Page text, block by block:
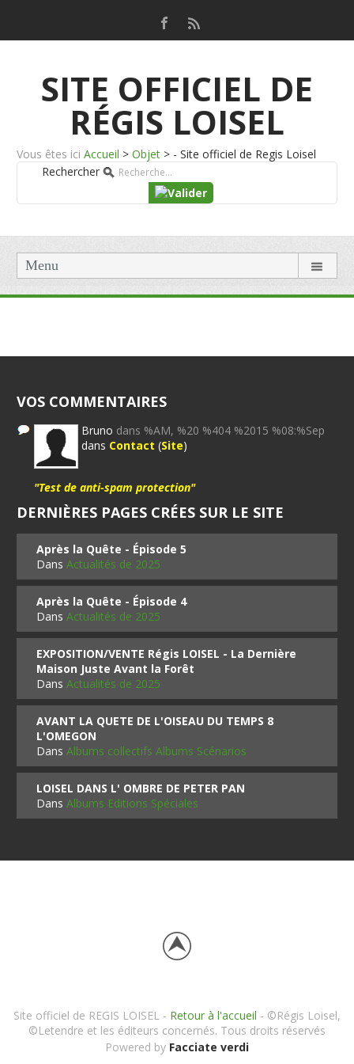
SITE OFFICIEL DE
RÉGIS LOISEL
Vous êtes ici Accueil > Objet > - Site officiel de Regis Loisel
Rechercher
Menu
VOS COMMENTAIRES
Bruno dans %AM, %20 %404 %2015 %08:%Sep
dans Contact (Site)
"Test de anti-spam protection"
DERNIÈRES PAGES CRÉES SUR LE SITE
Après la Quête - Épisode 5
DansActualités de 2025
Après la Quête - Épisode 4
DansActualités de 2025
EXPOSITION/VENTE Régis LOISEL - La Dernière
Maison Juste Avant la Forêt
DansActualités de 2025
AVANT LA QUETE DE L'OISEAU DU TEMPS 8
L'OMEGON
DansAlbums collectifs Albums Scénarios
LOISEL DANS L' OMBRE DE PETER PAN
DansAlbums Editions Spéciales
Site officiel de REGIS LOISEL - Retour à l'accueil - ©Régis Loisel,
©Letendre et les éditeurs concernés. Tous droits réservés
Powered by Facciate verdi